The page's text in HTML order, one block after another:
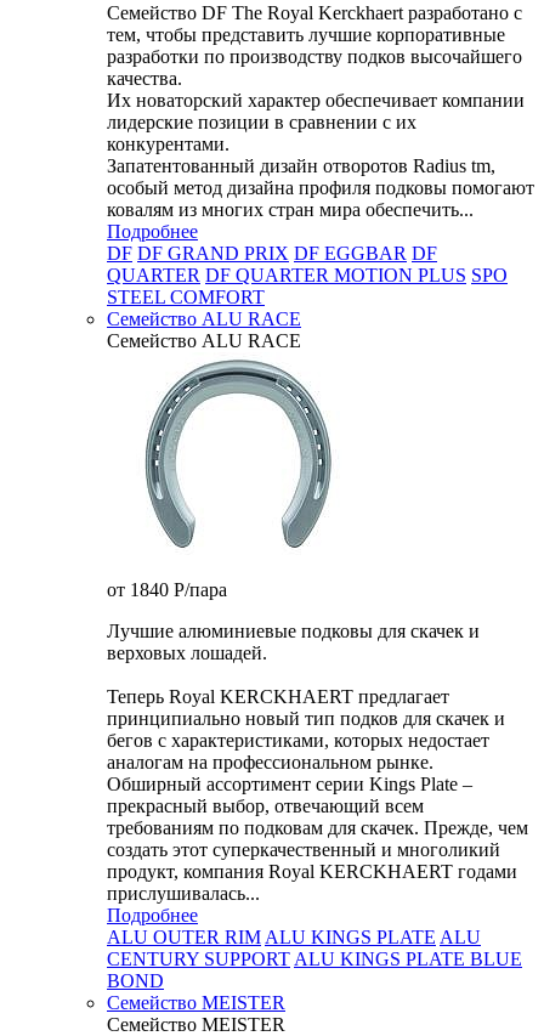
Семейство DF The Royal Kerckhaert разработано с
тем, чтобы представить лучшие корпоративные
разработки по производству подков высочайшего
качества.
Их новаторский характер обеспечивает компании
лидерские позиции в сравнении с их
конкурентами.
Запатентованный дизайн отворотов Radius tm,
особый метод дизайна профиля подковы помогают
ковалям из многих стран мира обеспечить...
Подробнее
DF DF GRAND PRIX DF EGGBAR DF
QUARTER DF QUARTER MOTION PLUS SPO
STEEL COMFORT
Семейство ALU RACE
Семейство ALU RACE
от 1840 P/пара
Лучшие алюминиевые подковы для скачек и
верховых лошадей.
Теперь Royal KERCKHAERT предлагает
принципиально новый тип подков для скачек и
бегов с характеристиками, которых недостает
аналогам на профессиональном рынке.
Обширный ассортимент серии Kings Plate –
прекрасный выбор, отвечающий всем
требованиям по подковам для скачек. Прежде, чем
создать этот суперкачественный и многоликий
продукт, компания Royal KERCKHAERT годами
прислушивалась...
Подробнее
ALU OUTER RIM ALU KINGS PLATE ALU
CENTURY SUPPORT ALU KINGS PLATE BLUE
BOND
Семейство МEISTER
Семейство МEISTER